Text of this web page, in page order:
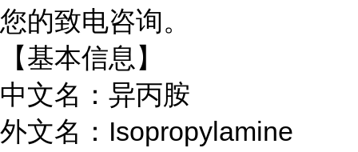
您的致电咨询。
【基本信息】
中文名：异丙胺
外文名：Isopropylamine